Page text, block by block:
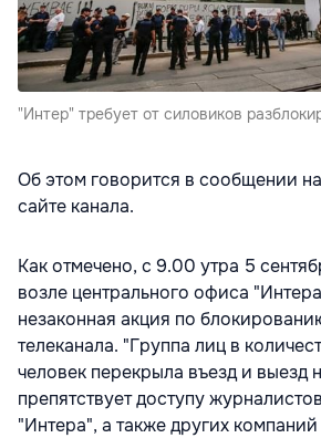
"Интер" требует от силовиков
Об этом говорится в сообщении
сайте канала.
Как отмечено, с 9.00 утра 5
возле центрального офиса
незаконная акция по
телеканала. "Группа лиц в
человек перекрыла въезд и выезд
препятствует доступу
"Интера", а также других